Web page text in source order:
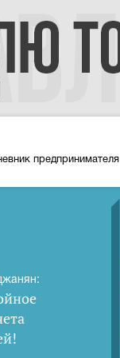
предпринимателя
!